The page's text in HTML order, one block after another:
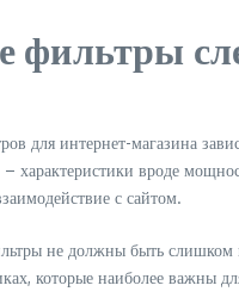
фильтры
для интернет-магазина
– характеристики вроде
с сайтом.
не должны быть слишком
которые наиболее важны